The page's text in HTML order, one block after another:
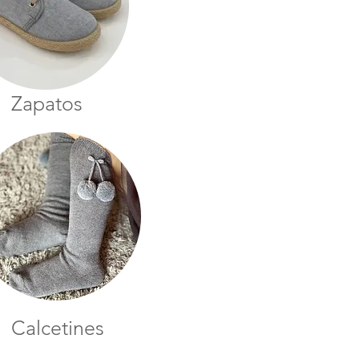
Zapatos
Calcetines